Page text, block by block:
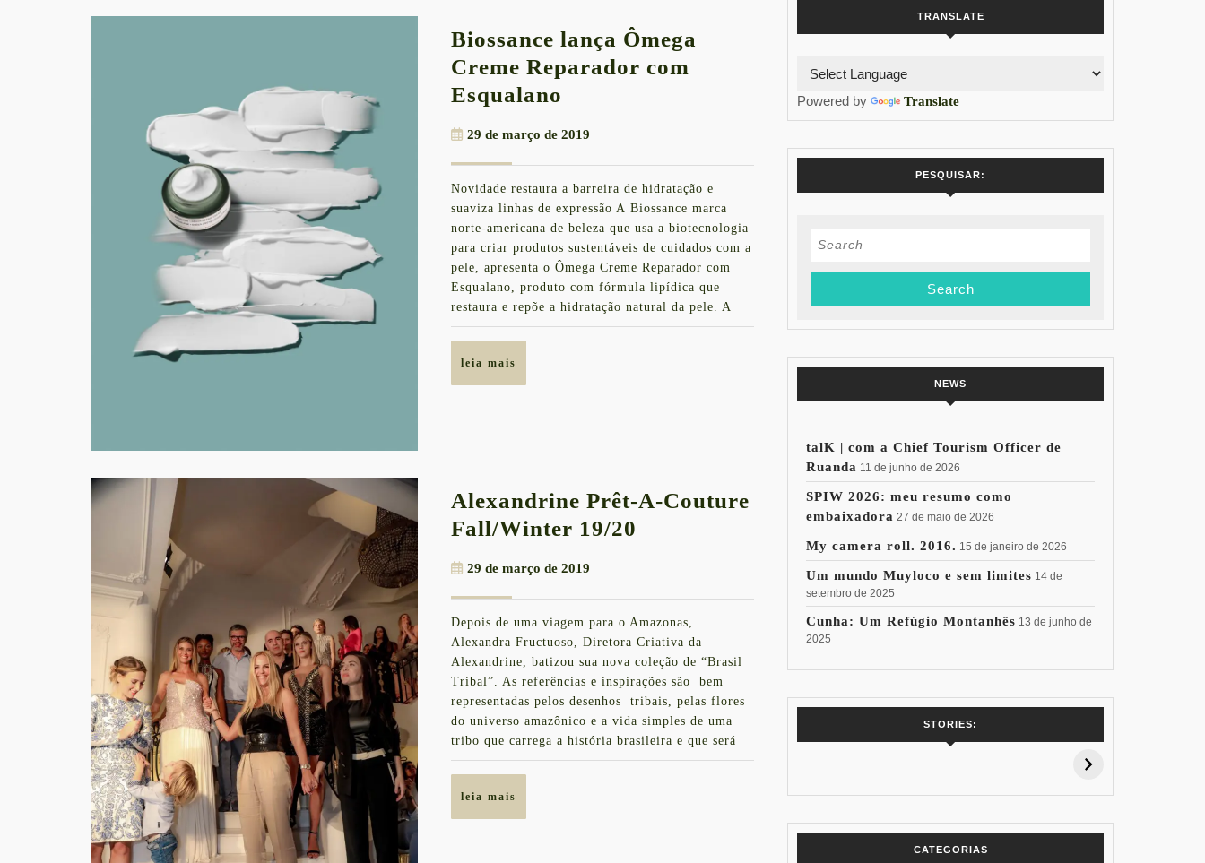
Biossance lança Ômega
Creme Reparador com
Esqualano
Ômega
Creme
Reparador
com
Esqualano
29 de março de 2019
de
2019
Novidade restaura a barreira de hidratação e
suaviza linhas de expressão A Biossance marca
norte-americana de beleza que usa a biotecnologia
para criar produtos sustentáveis de cuidados com a
pele, apresenta o Ômega Creme Reparador com
Esqualano, produto com fórmula lipídica que
restaura e repõe a hidratação natural da pele. A
leia mais
Alexandrine Prêt-A-Couture
Fall/Winter 19/20
Couture
Fall/Winter
19/20
29 de março de 2019
de
2019
Depois de uma viagem para o Amazonas,
Alexandra Fructuoso, Diretora Criativa da
Alexandrine, batizou sua nova coleção de “Brasil
Tribal”. As referências e inspirações são bem
representadas pelos desenhos tribais, pelas flores
do universo amazônico e a vida simples de uma
tribo que carrega a história brasileira e que será
leia mais
TRANSLATE
Powered by Translate
PESQUISAR:
Search
NEWS
talK | com a Chief Tourism Officer de
Ruanda 11 de junho de 2026
SPIW 2026: meu resumo como
embaixadora 27 de maio de 2026
My camera roll. 2016. 15 de janeiro de 2026
Um mundo Muyloco e sem limites 14 de
setembro de 2025
Cunha: Um Refúgio Montanhês 13 de junho de
2025
STORIES:
7 Vinhos com +
15% de
Pessoal: Os
CATEGORIAS